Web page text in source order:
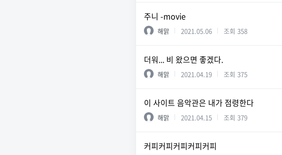
주니 -movie
해맑 2021.05.06 조회 358
더워... 비 왔으면 좋겠다.
해맑 2021.04.19 조회 375
이 사이트 음악관은 내가 점령한다
해맑 2021.04.15 조회 379
커피커피커피커피커피